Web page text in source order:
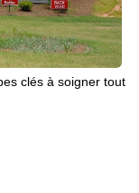
clés à soigner tout